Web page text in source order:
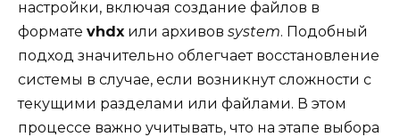
настройки, включая создание файлов в
формате vhdx или архивов system. Подобный
подход значительно облегчает восстановление
системы в случае, если возникнут сложности с
текущими разделами или файлами. В этом
процессе важно учитывать, что на этапе выбора